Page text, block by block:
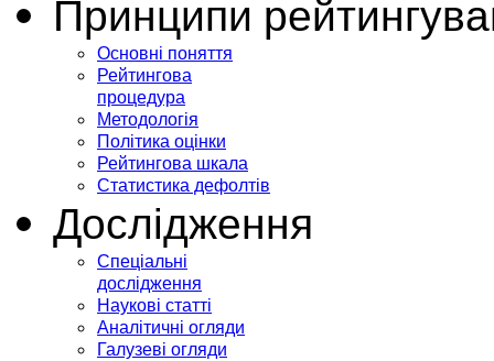
Принципи
Основні поняття
Рейтингова
процедура
Методологія
Політика оцінки
Рейтингова шкала
Статистика дефолтів
Дослідження
Спеціальні
дослідження
Наукові статті
Аналітичні огляди
Галузеві огляди